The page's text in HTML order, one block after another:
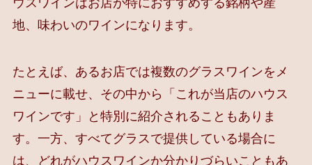
地、味わいのワインになります。
たとえば、あるお店では複数のグラスワインをメ
ニューに載せ、その中から「これが当店のハウス
ワインです」と特別に紹介されることもありま
す。一方、すべてグラスで提供している場合に
は、どれがハウスワインか分かりづらいこともあ